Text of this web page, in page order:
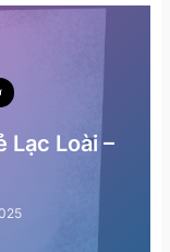
Lạc Loài –